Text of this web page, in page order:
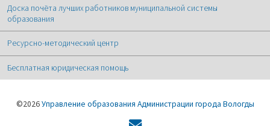
Доска почёта лучших работников муниципальной системы
образования
Ресурсно-методический центр
Бесплатная юридическая помощь
©2026Управление образования Администрации города Вологды
Форма